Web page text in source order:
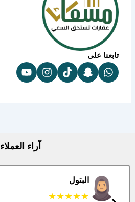
تابعنا على
آراء العملاء
البتول
★★★★★